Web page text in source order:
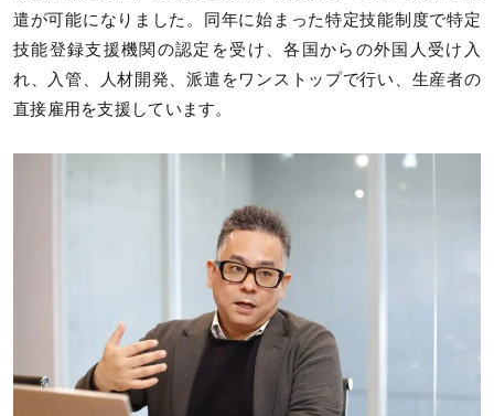
遣が可能になりました。同年に始まった特定技能制度で特定
技能登録支援機関の認定を受け、各国からの外国人受け入
れ、入管、人材開発、派遣をワンストップで行い、生産者の
直接雇用を支援しています。